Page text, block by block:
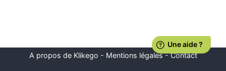
A propos de Klikego - Mentions légales-Contact